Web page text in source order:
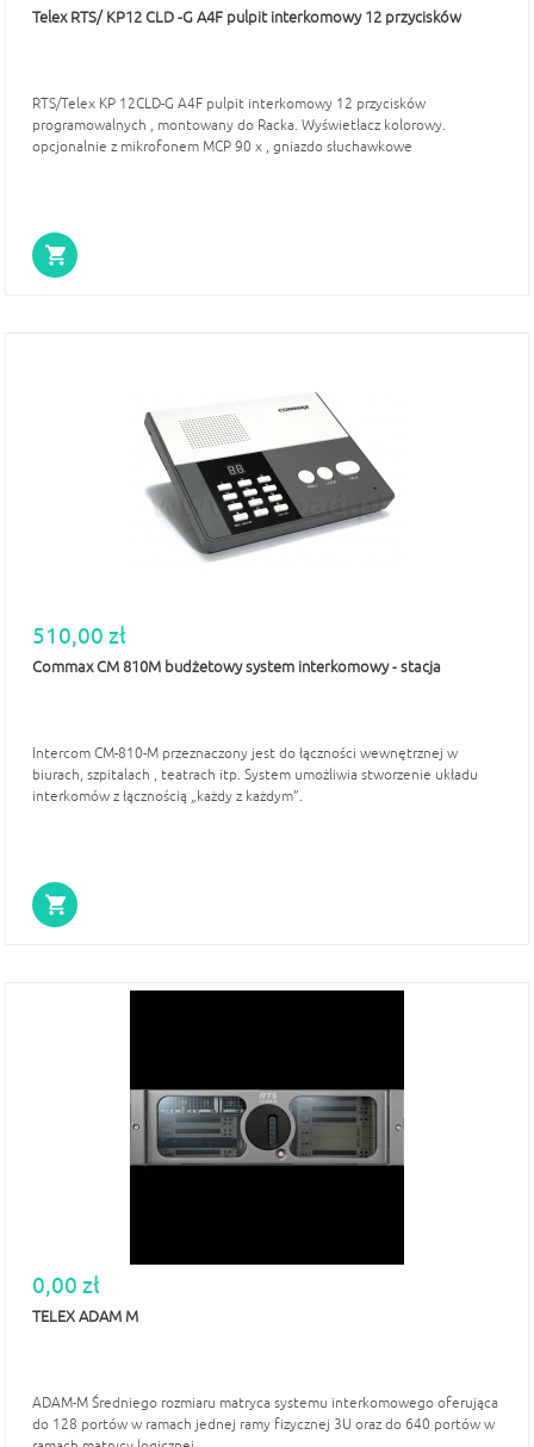
Telex RTS/ KP12 CLD -G A4F pulpit interkomowy 12 przycisków
RTS/Telex KP 12CLD-G A4F pulpit interkomowy 12 przycisków
programowalnych , montowany do Racka. Wyświetlacz kolorowy.
opcjonalnie z mikrofonem MCP 90 x , gniazdo słuchawkowe
510,00 zł
Commax CM 810M budżetowy system interkomowy - stacja
Intercom CM-810-M przeznaczony jest do łączności wewnętrznej w
biurach, szpitalach , teatrach itp. System umożliwia stworzenie układu
interkomów z łącznością „każdy z każdym”.
0,00 zł
TELEX ADAM M
ADAM-M Średniego rozmiaru matryca systemu interkomowego oferująca
do 128 portów w ramach jednej ramy fizycznej 3U oraz do 640 portów w